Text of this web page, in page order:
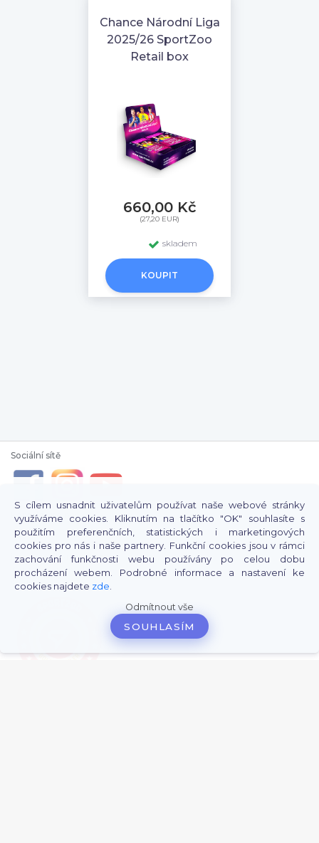
S cílem usnadnit uživatelům používat naše webové stránky
využíváme cookies. Kliknutím na tlačítko "OK" souhlasíte s
použitím preferenčních, statistických i marketingových
cookies pro nás i naše partnery. Funkční cookies jsou v rámci
zachování funkčnosti webu používány po celou dobu
procházení webem. Podrobné informace a nastavení ke
cookies najdete zde
Odmítnout vše
SOUHLASÍM
Chance Národní Liga
2025/26 SportZoo
Retail box
660,00 Kč
(27,20 EUR)
skladem
KOUPIT
Sociální sítě
Kontaktujte nás
+420 792 836 361 (
Po-Pá 10-16h)
Vinohradská 1438/70, Praha 3
info@svetkarticek.cz
Kontaktní formulář
Spolupracujeme s